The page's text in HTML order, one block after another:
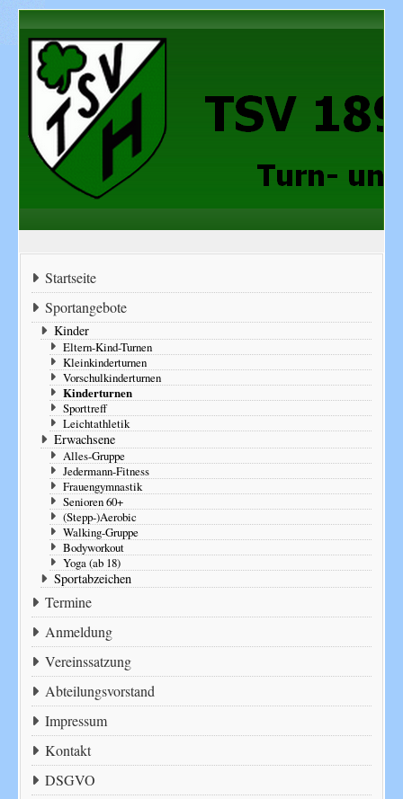
Startseite
Sportangebote
Kinder
Eltern-Kind-Turnen
Kleinkinderturnen
Vorschulkinderturnen
Kinderturnen
Sporttreff
Leichtathletik
Erwachsene
Alles-Gruppe
Jedermann-Fitness
Frauengymnastik
Senioren 60+
(Stepp-)Aerobic
Walking-Gruppe
Bodyworkout
Yoga (ab 18)
Sportabzeichen
Termine
Anmeldung
Vereinssatzung
Abteilungsvorstand
Impressum
Kontakt
DSGVO